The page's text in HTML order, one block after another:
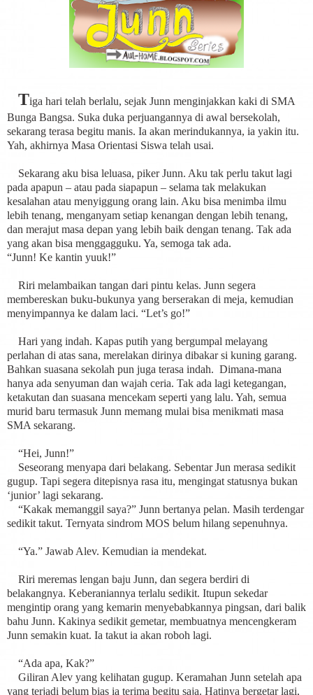
Tiga hari telah berlalu, sejak Junn menginjakkan kaki di SMA
Bunga Bangsa. Suka duka perjuangannya di awal bersekolah,
sekarang terasa begitu manis. Ia akan merindukannya, ia yakin itu.
Yah, akhirnya Masa Orientasi Siswa telah usai.
Sekarang aku bisa leluasa, piker Junn. Aku tak perlu takut lagi
pada apapun – atau pada siapapun – selama tak melakukan
kesalahan atau menyiggung orang lain. Aku bisa menimba ilmu
lebih tenang, menganyam setiap kenangan dengan lebih tenang,
dan merajut masa depan yang lebih baik dengan tenang. Tak ada
yang akan bisa menggagguku. Ya, semoga tak ada.
“Junn! Ke kantin yuuk!”
Riri melambaikan tangan dari pintu kelas. Junn segera
membereskan buku-bukunya yang berserakan di meja, kemudian
menyimpannya ke dalam laci. “Let’s go!”
Hari yang indah. Kapas putih yang bergumpal melayang
perlahan di atas sana, merelakan dirinya dibakar si kuning garang.
Bahkan suasana sekolah pun juga terasa indah. Dimana-mana
hanya ada senyuman dan wajah ceria. Tak ada lagi ketegangan,
ketakutan dan suasana mencekam seperti yang lalu. Yah, semua
murid baru termasuk Junn memang mulai bisa menikmati masa
SMA sekarang.
“Hei, Junn!”
Seseorang menyapa dari belakang. Sebentar Jun merasa sedikit
gugup. Tapi segera ditepisnya rasa itu, mengingat statusnya bukan
‘junior’ lagi sekarang.
“Kakak memanggil saya?” Junn bertanya pelan. Masih terdengar
sedikit takut. Ternyata sindrom MOS belum hilang sepenuhnya.
“Ya.” Jawab Alev. Kemudian ia mendekat.
Riri meremas lengan baju Junn, dan segera berdiri di
belakangnya. Keberaniannya terlalu sedikit. Itupun sekedar
mengintip orang yang kemarin menyebabkannya pingsan, dari balik
bahu Junn. Kakinya sedikit gemetar, membuatnya mencengkeram
Junn semakin kuat. Ia takut ia akan roboh lagi.
“Ada apa, Kak?”
Giliran Alev yang kelihatan gugup. Keramahan Junn setelah apa
yang terjadi belum bias ia terima begitu saja. Hatinya bergetar lagi,